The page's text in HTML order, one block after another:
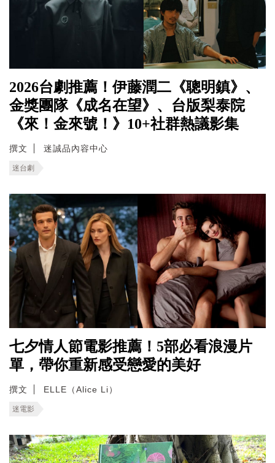
2026台劇推薦！伊藤潤二《聰明鎮》、
金獎團隊《成名在望》、台版梨泰院
《來！金來號！》10+社群熱議影集
撰文 迷誠品內容中心
迷台劇
七夕情人節電影推薦！5部必看浪漫片
單，帶你重新感受戀愛的美好
撰文 ELLE（Alice Li）
迷電影